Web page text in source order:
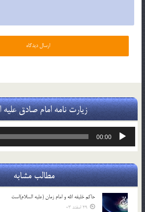
زیارت نامه امام صادق علیه
پخش‌کننده
00:00
مطالب مشابه
حاکم خليفه الله و امام زمان (علیه السلام)است
29 اسفند 03